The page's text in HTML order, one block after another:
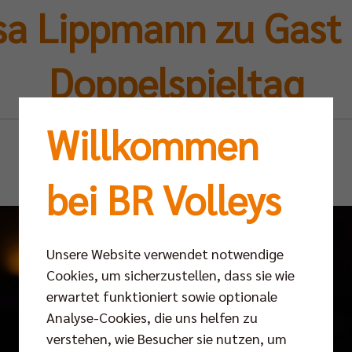
Lippmann zu
Doppelspieltag
Di 07.01.2025
Willkommen
bei BR Volleys
Unsere Website verwendet notwendige
Cookies, um sicherzustellen, dass sie wie
erwartet funktioniert sowie optionale
Analyse-Cookies, die uns helfen zu
verstehen, wie Besucher sie nutzen, um